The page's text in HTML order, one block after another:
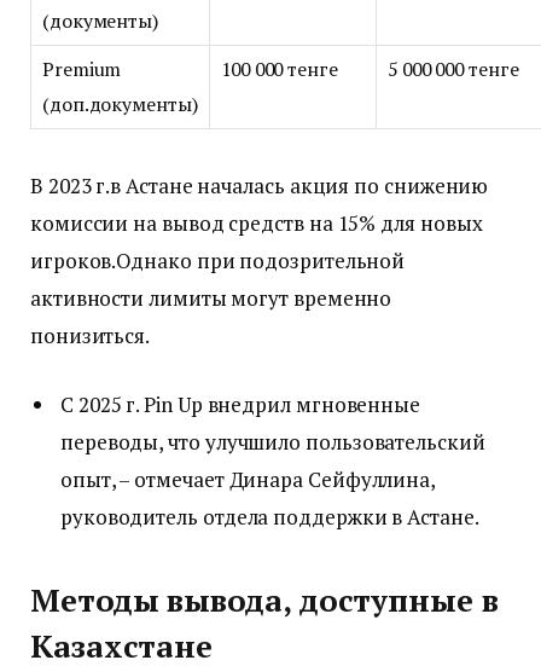
(документы)
Premium
(доп.документы)
100 000 тенге 5 000 000 тенге
В 2023 г.в Астане началась акция по снижению
комиссии на вывод средств на 15% для новых
игроков.Однако при подозрительной
активности лимиты могут временно
понизиться.
С 2025 г. Pin Up внедрил мгновенные
переводы, что улучшило пользовательский
опыт, – отмечает Динара Сейфуллина,
руководитель отдела поддержки в Астане.
Методы вывода, доступные в
Казахстане